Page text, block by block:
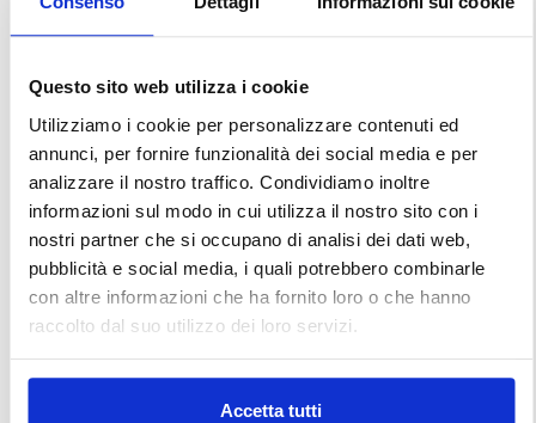
Questo sito web utilizza i cookie
Utilizziamo i cookie per personalizzare contenuti ed
annunci, per fornire funzionalità dei social media e per
analizzare il nostro traffico. Condividiamo inoltre
informazioni sul modo in cui utilizza il nostro sito con i
nostri partner che si occupano di analisi dei dati web,
pubblicità e social media, i quali potrebbero combinarle
con altre informazioni che ha fornito loro o che hanno
raccolto dal suo utilizzo dei loro servizi.
Accetta tutti